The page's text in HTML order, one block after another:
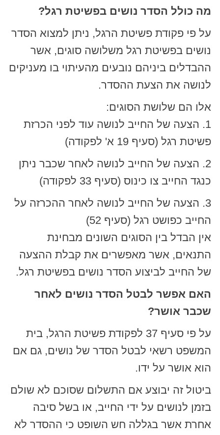
מה כולל הסדר נושים בפשיטת רגל?
על פי פקודת פשיטת הרגל, ניתן למצוא הסדר
נושים בפשיטת רגל משלושה סוגים, אשר
ההבדלים ביניהם נובעים מהעיתוי בו מעניקים
לנושה את הצעת ההסדר.
אלו הם שלושת הסוגים:
1. הצעה של החייב לנושה עוד לפני הכרזת
פשיטת רגל (סעיף 19 א' לפקודה)
2. הצעה של החייב לנושה לאחר שכבר ניתן
כנגד החייב צו כינוס (סעיף 33 לפקודה)
3. הצעה של החייב לנושה לאחר ההכרזה על
החייב כפושט רגל (סעיף 52)
אין הבדל בין הסוגים השונים מבחינת
התנאים, אשר מאפשרים את קבלת ההצעה
של החייב לביצוע הסדר נושים בפשיטת רגל.
האם אפשר לבטל הסדר נושים לאחר
שכבר אושר?
על פי סעיף 37 לפקודת פשיטת הרגל, בית
המשפט רשאי לבטל הסדר של נושים, גם אם
הוא אושר על ידו.
ביטול זה יבוצע אם התשלום שסוכם לא שולם
בזמן לנושים על ידי החייב, או בשל סיבה
אחרת אשר בגללה חש השופט כי ההסדר לא